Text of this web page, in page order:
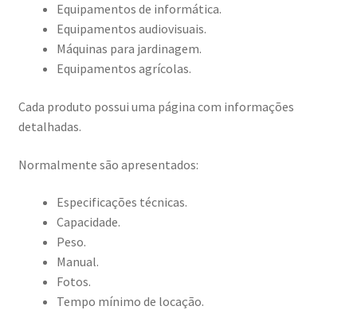
Equipamentos de informática.
Equipamentos audiovisuais.
Máquinas para jardinagem.
Equipamentos agrícolas.
Cada produto possui uma página com informações
detalhadas.
Normalmente são apresentados:
Especificações técnicas.
Capacidade.
Peso.
Manual.
Fotos.
Tempo mínimo de locação.